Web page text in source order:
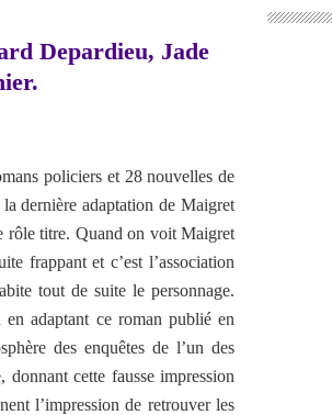
Depardieu, Jade
policiers et 28 nouvelles de
dernière adaptation de Maigret
rôle titre. Quand on voit Maigret
frappant et c’est l’association
tout de suite le personnage.
adaptant ce roman publié en
des enquêtes de l’un des
donnant cette fausse impression
l’impression de retrouver les